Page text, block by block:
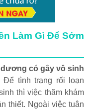
Làm Gì Để Sớm
có gây vô sinh
tình trạng rối loạn
thì việc thăm khám
thiết. Ngoài việc tuân